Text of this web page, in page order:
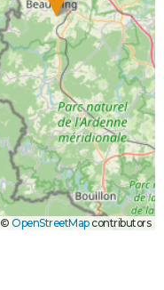
© OpenStreetMapcontributors